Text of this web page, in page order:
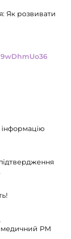
Як розвивати
медичний РМ